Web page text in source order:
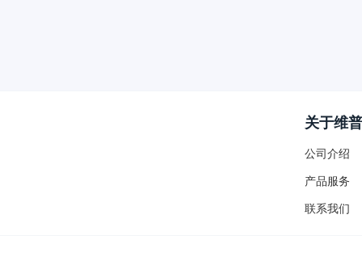
关于维普
公司介绍
产品服务
联系我们